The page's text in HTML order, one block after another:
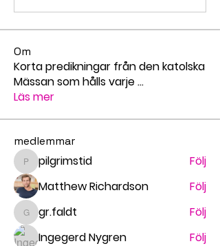
Om
Korta predikningar från den katolska
Mässan som hålls varje...
Läs mer
medlemmar
pilgrimstid
pilgrimstid
Följ
Matthew Richardson
Följ
gr.faldt
gr.faldt
Följ
Ingegerd Nygren
Följ